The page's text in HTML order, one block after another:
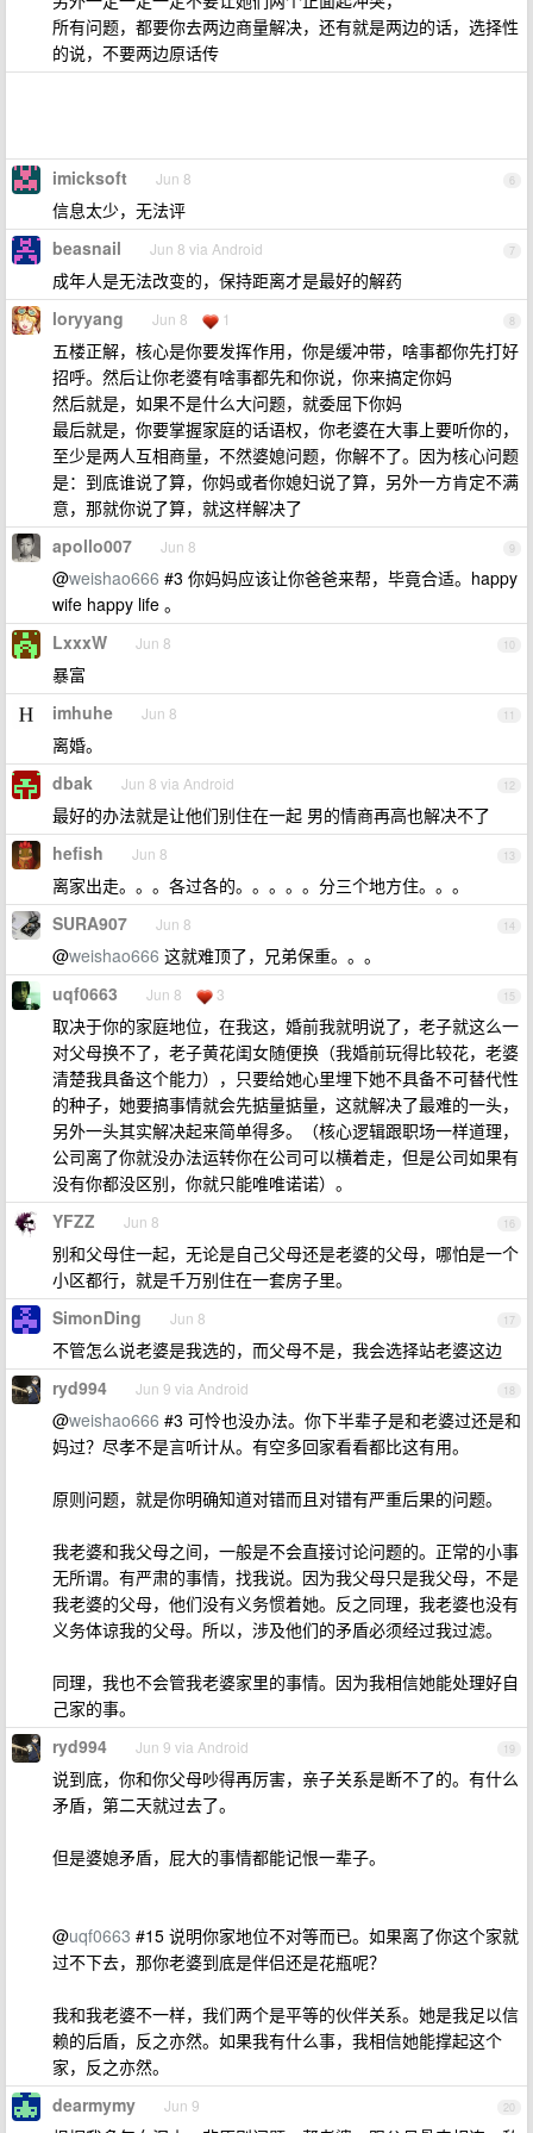
所有问题，都要你去两边商量解决，还有就是两边的话，选择性
的说，不要两边原话传
6
imicksoft Jun 8
信息太少，无法评
7
beasnail Jun 8 via Android
成年人是无法改变的，保持距离才是最好的解药
8
loryyang Jun 8 1
五楼正解，核心是你要发挥作用，你是缓冲带，啥事都你先打好
招呼。然后让你老婆有啥事都先和你说，你来搞定你妈
然后就是，如果不是什么大问题，就委屈下你妈
最后就是，你要掌握家庭的话语权，你老婆在大事上要听你的，
至少是两人互相商量，不然婆媳问题，你解不了。因为核心问题
是：到底谁说了算，你妈或者你媳妇说了算，另外一方肯定不满
意，那就你说了算，就这样解决了
9
apollo007 Jun 8
@weishao666 #3 你妈妈应该让你爸爸来帮，毕竟合适。happy
wife happy life 。
10
LxxxW Jun 8
暴富
11
imhuhe Jun 8
离婚。
12
dbak Jun 8 via Android
最好的办法就是让他们别住在一起 男的情商再高也解决不了
13
hefish Jun 8
离家出走。。。各过各的。。。。。分三个地方住。。。
14
SURA907 Jun 8
@weishao666 这就难顶了，兄弟保重。。。
15
uqf0663 Jun 8 3
取决于你的家庭地位，在我这，婚前我就明说了，老子就这么一
对父母换不了，老子黄花闺女随便换（我婚前玩得比较花，老婆
清楚我具备这个能力），只要给她心里埋下她不具备不可替代性
的种子，她要搞事情就会先掂量掂量，这就解决了最难的一头，
另外一头其实解决起来简单得多。（核心逻辑跟职场一样道理，
公司离了你就没办法运转你在公司可以横着走，但是公司如果有
没有你都没区别，你就只能唯唯诺诺）。
16
YFZZ Jun 8
别和父母住一起，无论是自己父母还是老婆的父母，哪怕是一个
小区都行，就是千万别住在一套房子里。
17
SimonDing Jun 8
不管怎么说老婆是我选的，而父母不是，我会选择站老婆这边
18
ryd994 Jun 9 via Android
@weishao666 #3 可怜也没办法。你下半辈子是和老婆过还是和
妈过？尽孝不是言听计从。有空多回家看看都比这有用。
原则问题，就是你明确知道对错而且对错有严重后果的问题。
我老婆和我父母之间，一般是不会直接讨论问题的。正常的小事
无所谓。有严肃的事情，找我说。因为我父母只是我父母，不是
我老婆的父母，他们没有义务惯着她。反之同理，我老婆也没有
义务体谅我的父母。所以，涉及他们的矛盾必须经过我过滤。
同理，我也不会管我老婆家里的事情。因为我相信她能处理好自
己家的事。
19
ryd994 Jun 9 via Android
说到底，你和你父母吵得再厉害，亲子关系是断不了的。有什么
矛盾，第二天就过去了。
但是婆媳矛盾，屁大的事情都能记恨一辈子。
@uqf0663 #15 说明你家地位不对等而已。如果离了你这个家就
过不下去，那你老婆到底是伴侣还是花瓶呢？
我和我老婆不一样，我们两个是平等的伙伴关系。她是我足以信
赖的后盾，反之亦然。如果我有什么事，我相信她能撑起这个
家，反之亦然。
20
dearmymy Jun 9